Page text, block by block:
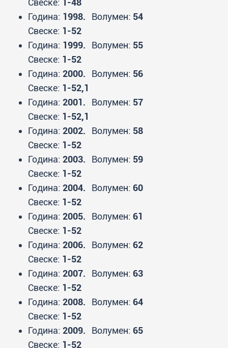
Свеске: 1-48
Година: 1998. Волумен: 54
Свеске: 1-52
Година: 1999. Волумен: 55
Свеске: 1-52
Година: 2000. Волумен: 56
Свеске: 1-52,1
Година: 2001. Волумен: 57
Свеске: 1-52,1
Година: 2002. Волумен: 58
Свеске: 1-52
Година: 2003. Волумен: 59
Свеске: 1-52
Година: 2004. Волумен: 60
Свеске: 1-52
Година: 2005. Волумен: 61
Свеске: 1-52
Година: 2006. Волумен: 62
Свеске: 1-52
Година: 2007. Волумен: 63
Свеске: 1-52
Година: 2008. Волумен: 64
Свеске: 1-52
Година: 2009. Волумен: 65
Свеске: 1-52